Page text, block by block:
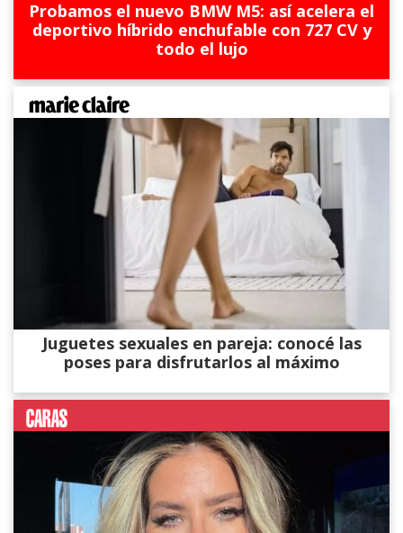
Probamos el nuevo BMW M5: así acelera el
deportivo híbrido enchufable con 727 CV y
todo el lujo
Juguetes sexuales en pareja: conocé las
poses para disfrutarlos al máximo